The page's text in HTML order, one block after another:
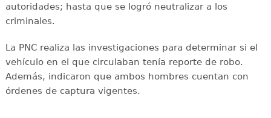
autoridades; hasta que se logró neutralizar a los
criminales.
La PNC realiza las investigaciones para determinar si el
vehículo en el que circulaban tenía reporte de robo.
Además, indicaron que ambos hombres cuentan con
órdenes de captura vigentes.